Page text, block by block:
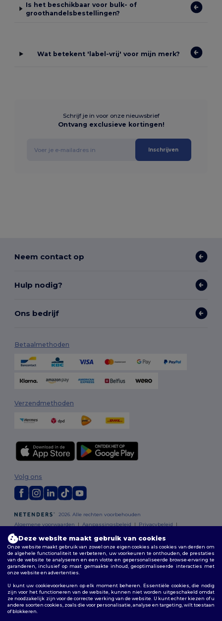
Is het beschikbaar voor bulk- of
groothandelsbestellingen?
Wat betekent 'label-vrij' voor mijn merk?
Schrijf je in voor onze nieuwsbrief
Ontvang exclusieve kortingen!
Inschrijven
Neem contact op
Hulp nodig?
Ons bedrijf
Betaalmethoden
Verzendmethoden
2026. Alle rechten voorbehouden
Algemene voorwaarden |Aanpassingsbeleid | Privacybeleid |
Volg ons
Bruxelles| Anvers | Mortsel |Malines|Lierre |Turnhout| Geel|
Herentals |Hoogstraten | Bruges
Deze website maakt gebruik van cookies
Onze website maakt gebruik van zowel onze eigen cookies als cookies van derden om
de algehele functionaliteit te verbeteren, uw voorkeuren te onthouden, de prestaties
van de website te analyseren en een vlotte en gepersonaliseerde browse-ervaring te
garanderen, inclusief op maat gemaakte inhoud, geoptimaliseerde interacties met
onze website en advertenties.
U kunt uw cookievoorkeuren op elk moment beheren. Essentiële cookies, die nodig
zijn voor het functioneren van de website, kunnen niet worden uitgeschakeld omdat
ze noodzakelijk zijn voor de correcte werking van de website. U kunt echter kiezen of u
andere soorten cookies, zoals die voor personalisatie, analyse en targeting, wilt toestaan
of blokkeren.